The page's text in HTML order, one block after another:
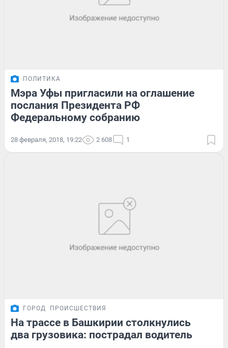
ПОЛИТИКА
Мэра Уфы пригласили на оглашение
послания Президента РФ
Федеральному собранию
28 февраля, 2018, 19:22 2 608 1
ГОРОД ПРОИСШЕСТВИЯ
На трассе в Башкирии столкнулись
два грузовика: пострадал водитель